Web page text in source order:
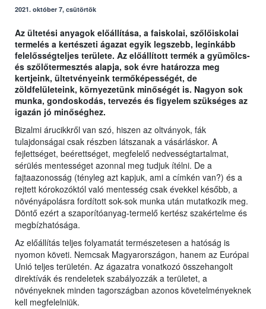
2021. október 7, csütörtök
Az ültetési anyagok előállítása, a faiskolai, szőlőiskolai
termelés a kertészeti ágazat egyik legszebb, leginkább
felelősségteljes területe. Az előállított termék a gyümölcs-
és szőlőtermesztés alapja, sok évre határozza meg
kertjeink, ültetvényeink termőképességét, de
zöldfelületeink, környezetünk minőségét is. Nagyon sok
munka, gondoskodás, tervezés és figyelem szükséges az
igazán jó minőséghez.
Bizalmi árucikkről van szó, hiszen az oltványok, fák
tulajdonságai csak részben látszanak a vásárláskor. A
fejlettséget, beérettséget, megfelelő nedvességtartalmat,
sérülés mentességet azonnal meg tudjuk ítélni. De a
fajtaazonosság (tényleg azt kapjuk, ami a címkén van?) és a
rejtett kórokozóktól való mentesség csak évekkel később, a
növényápolásra fordított sok-sok munka után mutatkozik meg.
Döntő ezért a szaporítóanyag-termelő kertész szakértelme és
megbízhatósága.
Az előállítás teljes folyamatát természetesen a hatóság is
nyomon követi. Nemcsak Magyarországon, hanem az Európai
Unió teljes területén. Az ágazatra vonatkozó összehangolt
direktívák és rendeletek szabályozzák a területet, a
növényeknek minden tagországban azonos követelményeknek
kell megfelelniük.